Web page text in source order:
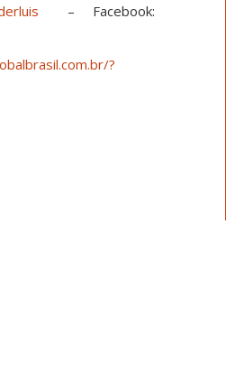
– Facebook:
?